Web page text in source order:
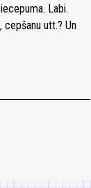
Labi.
utt.? Un